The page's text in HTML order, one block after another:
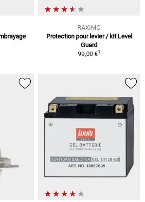
RAXIMO
Protection pour levier / kit Level
Guard
99,00 €1